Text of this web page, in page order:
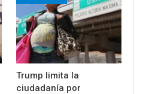
Trump limita la
ciudadanía por